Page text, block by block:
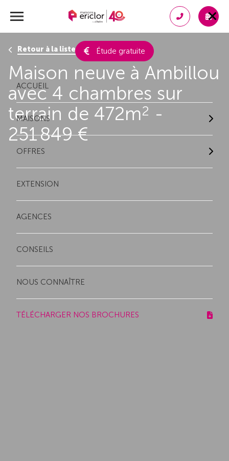
Étude gratuite
ACCUEIL
MAISONS
OFFRES
EXTENSION
AGENCES
CONSEILS
NOUS CONNAÎTRE
TÉLÉCHARGER NOS BROCHURES
Retour à la liste des résultats
Maison neuve à Ambillou
avec 4 chambres sur
terrain de 472m2 -
251 849 €